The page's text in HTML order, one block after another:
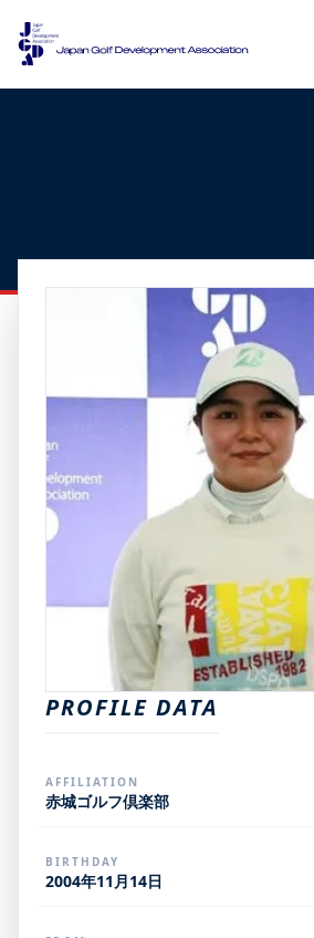
PROFILE DATA
AFFILIATION
赤城ゴルフ倶楽部
BIRTHDAY
2004年11月14日